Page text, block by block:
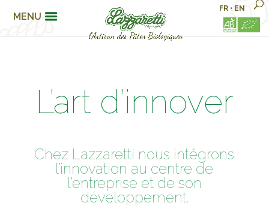
MENU
FR • EN
L’art d’innover
Chez Lazzaretti nous intégrons
l’innovation au centre de
l’entreprise et de son
développement.